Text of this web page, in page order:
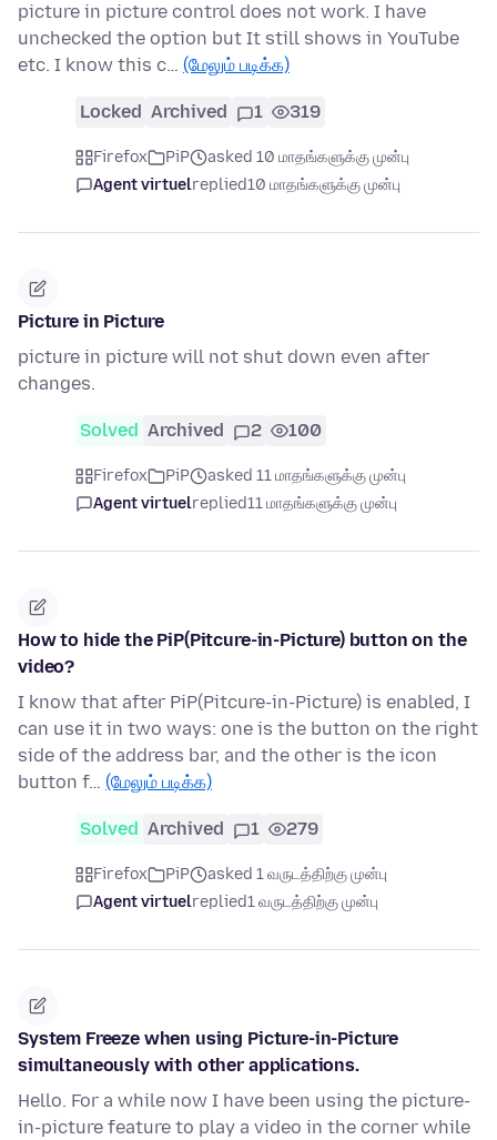
picture in picture control does not work. I have
unchecked the option but It still shows in YouTube
etc. I know this c… (மேலும் படிக்க)
Locked Archived 1 319
Firefox PiP
asked 10 மாதங்களுக்கு முன்பு
Agent virtuelreplied10 மாதங்களுக்கு முன்பு
Picture in Picture
picture in picture will not shut down even after
changes.
Solved Archived 2 100
Firefox PiP
asked 11 மாதங்களுக்கு முன்பு
Agent virtuelreplied11 மாதங்களுக்கு முன்பு
How to hide the PiP(Pitcure-in-Picture) button on the
video?
I know that after PiP(Pitcure-in-Picture) is enabled, I
can use it in two ways: one is the button on the right
side of the address bar, and the other is the icon
button f… (மேலும் படிக்க)
Solved Archived 1 279
Firefox PiP
asked 1 வருடத்திற்கு முன்பு
Agent virtuelreplied1 வருடத்திற்கு முன்பு
System Freeze when using Picture-in-Picture
simultaneously with other applications.
Hello. For a while now I have been using the picture-
in-picture feature to play a video in the corner while